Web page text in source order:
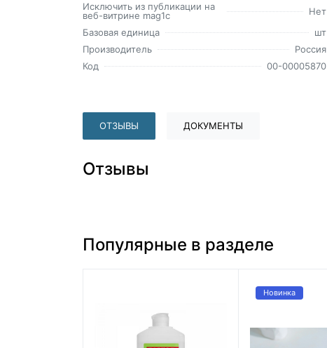
Исключить из публикации на
веб-витрине mag1c
Нет
Базовая единица
шт
Производитель
Россия
Код
00-00005870
ОТЗЫВЫ ДОКУМЕНТЫ
Отзывы
Популярные в разделе
Новинка